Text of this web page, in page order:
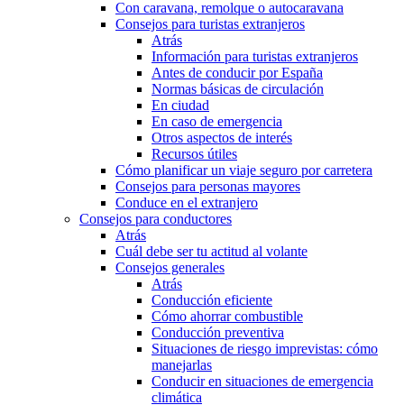
Con caravana, remolque o autocaravana
Consejos para turistas extranjeros
Atrás
Información para turistas extranjeros
Antes de conducir por España
Normas básicas de circulación
En ciudad
En caso de emergencia
Otros aspectos de interés
Recursos útiles
Cómo planificar un viaje seguro por carretera
Consejos para personas mayores
Conduce en el extranjero
Consejos para conductores
Atrás
Cuál debe ser tu actitud al volante
Consejos generales
Atrás
Conducción eficiente
Cómo ahorrar combustible
Conducción preventiva
Situaciones de riesgo imprevistas: cómo
manejarlas
Conducir en situaciones de emergencia
climática